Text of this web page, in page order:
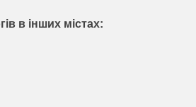
в інших містах: